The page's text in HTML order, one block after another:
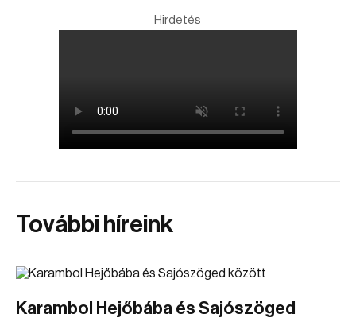
Hirdetés
További híreink
Karambol Hejőbába és Sajószöged